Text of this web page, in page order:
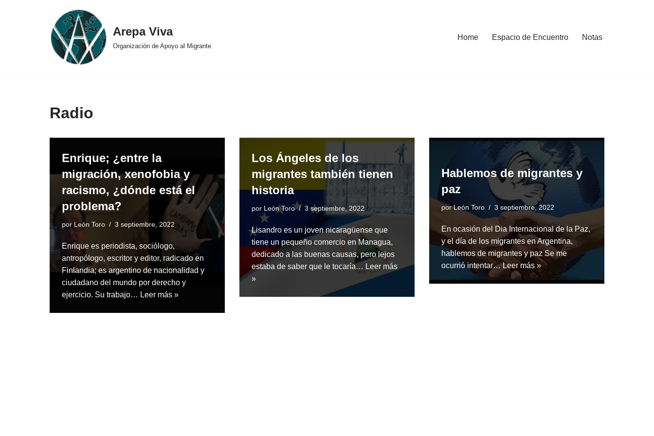
Arepa Viva
Organización de Apoyo al Migrante
Home Espacio de Encuentro Notas
Radio
Enrique; ¿entre la
migración, xenofobia y
racismo, ¿dónde está el
problema?
por León Toro 3 septiembre, 2022
Enrique es periodista, sociólogo,
antropólogo, escritor y editor, radicado en
Finlandia; es argentino de nacionalidad y
ciudadano del mundo por derecho y
ejercicio. Su trabajo… Leer más »
Los Ángeles de los
migrantes también tienen
historia
por León Toro 3 septiembre, 2022
Lisandro es un joven nicaragüense que
tiene un pequeño comercio en Managua,
dedicado a las buenas causas, pero lejos
estaba de saber que le tocaría… Leer más
»
Hablemos de migrantes y
paz
porLeón Toro 3 septiembre, 2022
En ocasión del Dia Internacional de la Paz,
y el día de los migrantes en Argentina,
hablemos de migrantes y paz Se me
ocurrió intentar…Leer más »